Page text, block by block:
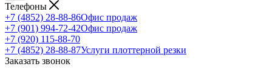
Телефоны
+7 (4852) 28-88-86Офис продаж
+7 (901) 994-72-42Офис продаж
+7 (920) 115-88-70
+7 (4852) 28-88-87Услуги плоттерной резки
Заказать звонок